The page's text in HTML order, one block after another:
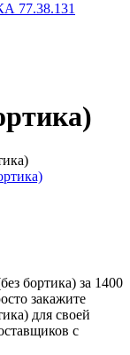
77.38.131
бортика) за 1400
закажите
для своей
с